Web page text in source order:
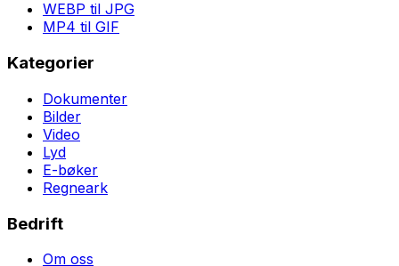
WEBP til JPG
MP4 til GIF
Kategorier
Dokumenter
Bilder
Video
Lyd
E-bøker
Regneark
Bedrift
Om oss